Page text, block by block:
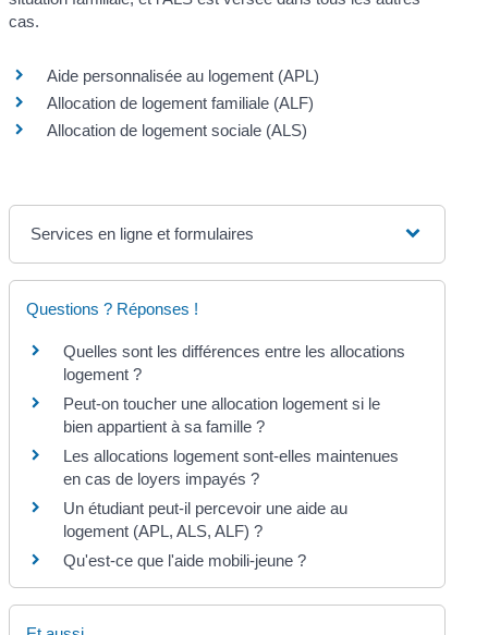
cas.
Aide personnalisée au logement (APL)
Allocation de logement familiale (ALF)
Allocation de logement sociale (ALS)
Services en ligne et formulaires
Questions ? Réponses !
Quelles sont les différences entre les allocations
logement ?
Peut-on toucher une allocation logement si le
bien appartient à sa famille ?
Les allocations logement sont-elles maintenues
en cas de loyers impayés ?
Un étudiant peut-il percevoir une aide au
logement (APL, ALS, ALF) ?
Qu'est-ce que l'aide mobili-jeune ?